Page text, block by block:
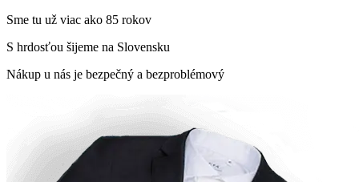
Sme tu už viac ako 85 rokov
S hrdosťou šijeme na Slovensku
Nákup u nás je bezpečný a bezproblémový